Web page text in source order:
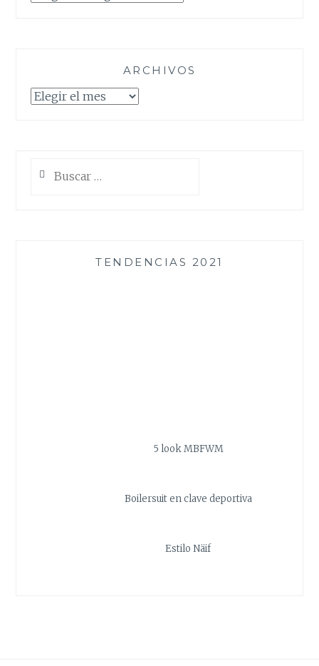
ARCHIVOS
Archivos
TENDENCIAS 2021
5 look MBFWM
Boilersuit en clave deportiva
Estilo Näif